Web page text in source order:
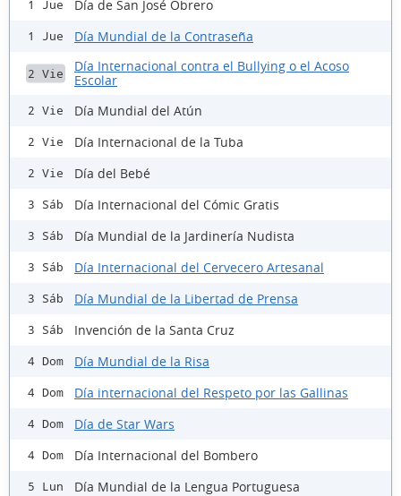
1 Jue Día de San José Obrero
1 Jue Día Mundial de la Contraseña
2 Vie
Día Internacional contra el Bullying o el Acoso
Escolar
2 Vie Día Mundial del Atún
2 Vie Día Internacional de la Tuba
2 Vie Día del Bebé
3 Sáb Día Internacional del Cómic Gratis
3 Sáb Día Mundial de la Jardinería Nudista
3 Sáb Día Internacional del Cervecero Artesanal
3 Sáb Día Mundial de la Libertad de Prensa
3 Sáb Invención de la Santa Cruz
4 Dom Día Mundial de la Risa
4 Dom Día internacional del Respeto por las Gallinas
4 Dom Día de Star Wars
4 Dom Día Internacional del Bombero
5 Lun Día Mundial de la Lengua Portuguesa